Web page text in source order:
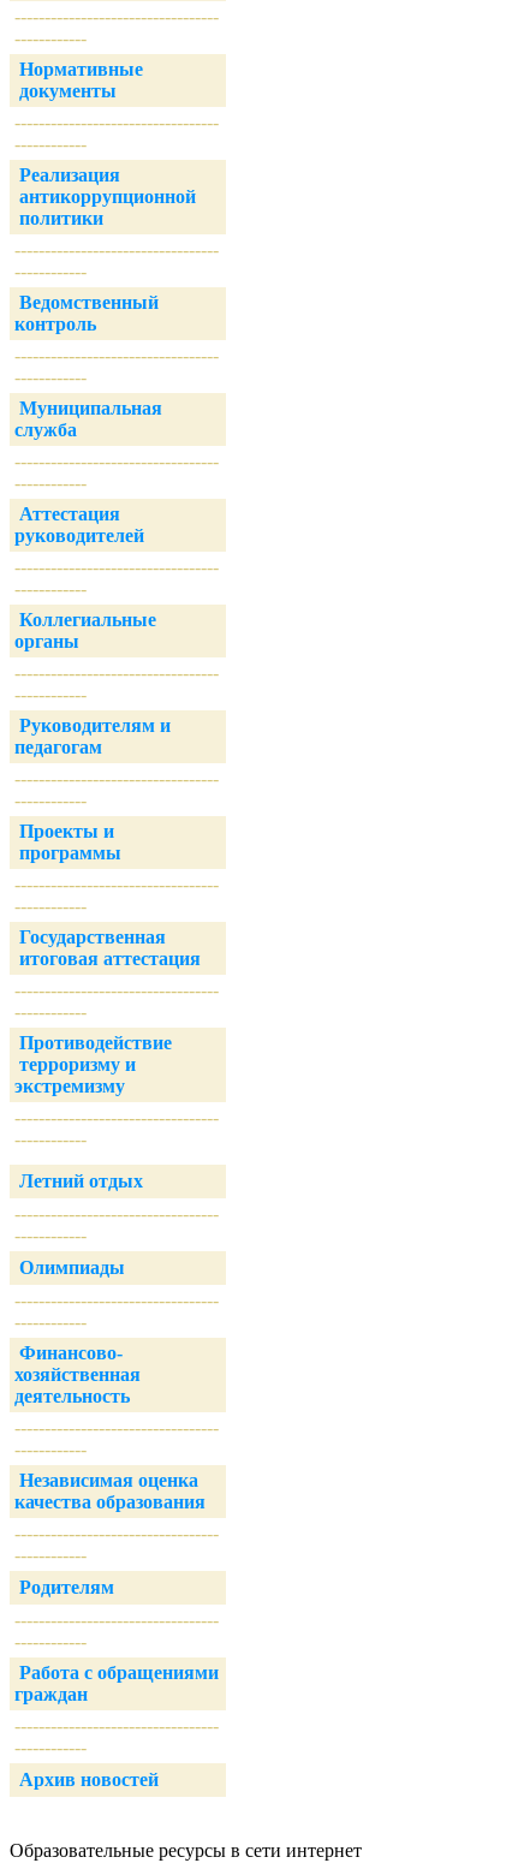
----------------------------------
------------
Нормативные
документы
----------------------------------
------------
Реализация
антикоррупционной
политики
----------------------------------
------------
Ведомственный
контроль
----------------------------------
------------
Муниципальная
служба
----------------------------------
------------
Аттестация
руководителей
----------------------------------
------------
Коллегиальные
органы
----------------------------------
------------
Руководителям и
педагогам
----------------------------------
------------
Проекты и
программы
----------------------------------
------------
Государственная
итоговая аттестация
----------------------------------
------------
Противодействие
терроризму и
экстремизму
----------------------------------
------------
Летний отдых
----------------------------------
------------
Олимпиады
----------------------------------
------------
Финансово-
хозяйственная
деятельность
----------------------------------
------------
Независимая оценка
качества образования
----------------------------------
------------
Родителям
----------------------------------
------------
Работа с обращениями
граждан
----------------------------------
------------
Архив новостей
Образовательные ресурсы в сети интернет